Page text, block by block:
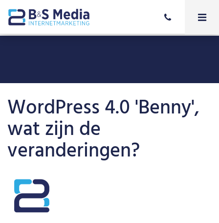
WordPress 4.0 'Benny',
wat zijn de
veranderingen?